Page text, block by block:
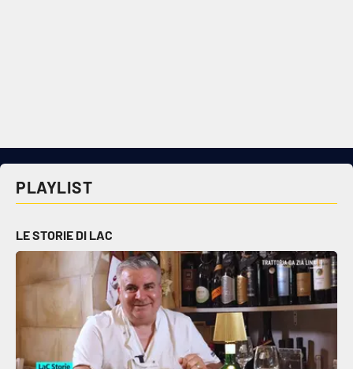
PLAYLIST
LE STORIE DI LAC